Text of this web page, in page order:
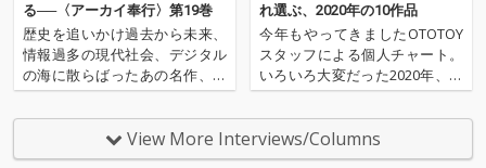
る──〈アーカイ奉行〉第19巻
歴史を追いかけ過去から未来、
情報過多の現代社会、デジタル
の海に散らばったあの名作、こ
の名作たちをひとつにまとめる
仕事人…!〈アーカイ奉行〉が今
日もデジタルの乱世を治め
る…!'''〈アーカイ奉行〉と
れ選ぶ、2020年の10作品
今年もやってきましたOTOTOY
スタッフによる個人チャート。
いろいろ大変だった2020年、な
にを聴いてOTOTOYを作ってい
たのか？ 今年は新人、梶野に加
えてインターン、そしてコント
リビューター枠としていろいろ
View More Interviews/Columns